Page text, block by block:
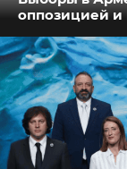
оппозицией и